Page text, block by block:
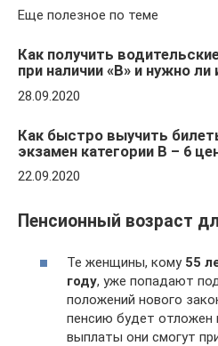
Еще полезное по теме
Как получить
при наличии «B» и нужно
28.09.2020
Как быстро выучить
экзамен категории B – 6
22.09.2020
Пенсионный возраст
Те женщины, кому 55
году, уже попадают
положений нового
пенсию будет
выплаты они смогут